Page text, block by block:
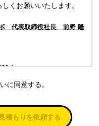
くお願いいたします。
代表取締役社長 前野 隆
1
に同意する。
積もりを依頼する